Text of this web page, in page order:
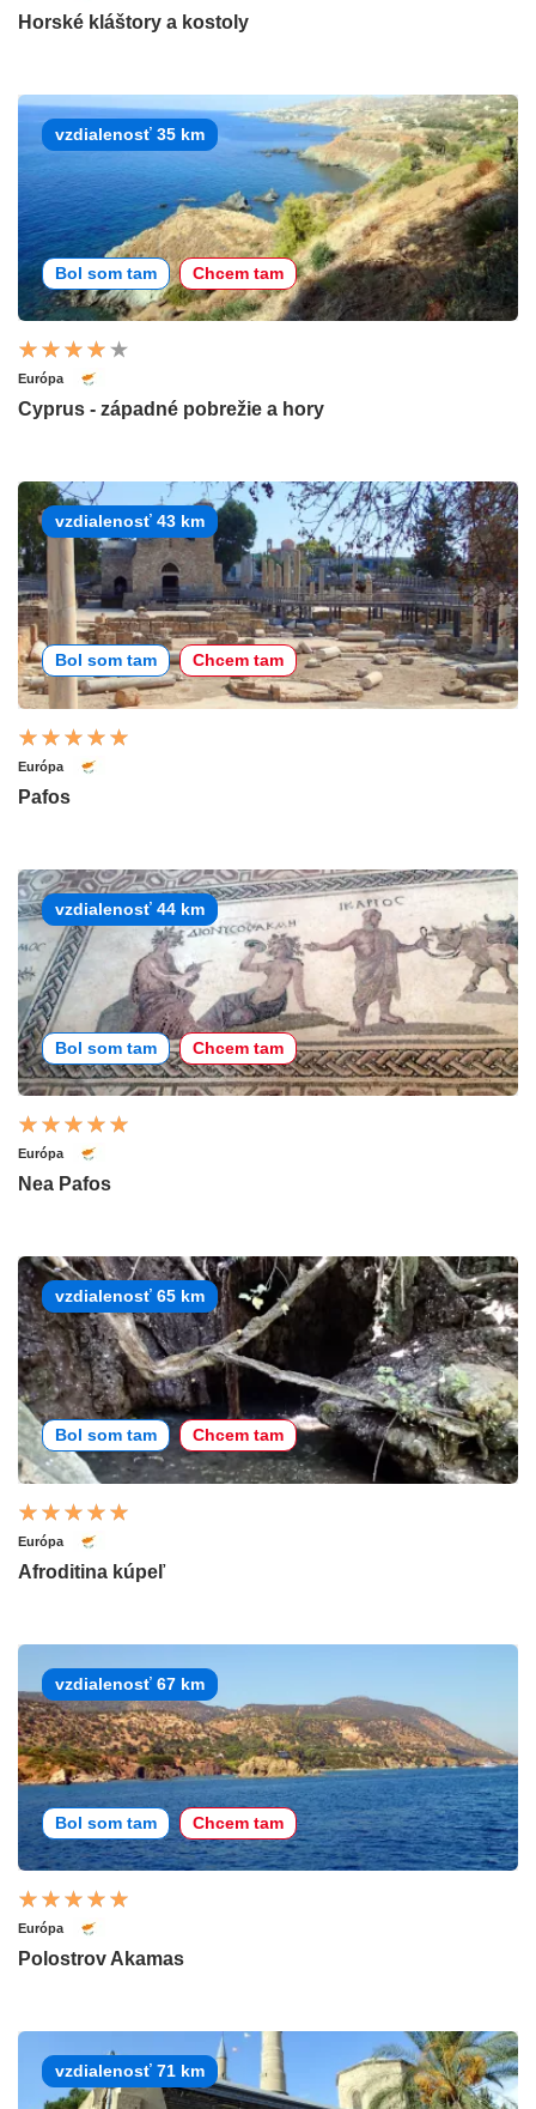
Horské kláštory a kostoly
vzdialenosť 35 km
Bol som tam Chcem tam
Európa
Cyprus - západné pobrežie a hory
vzdialenosť 43 km
Bol som tam Chcem tam
Európa
Pafos
vzdialenosť 44 km
Bol som tam Chcem tam
Európa
Nea Pafos
vzdialenosť 65 km
Bol som tam Chcem tam
Európa
Afroditina kúpeľ
vzdialenosť 67 km
Bol som tam Chcem tam
Európa
Polostrov Akamas
vzdialenosť 71 km